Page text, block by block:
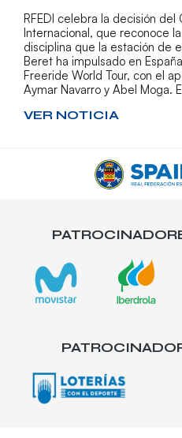
RFEDI celebra la decisión
Internacional, que reconoce
disciplina que la estación de
Beret ha impulsado en
Freeride World Tour, con el
Aymar Navarro y Abel Moga.
VER NOTICIA